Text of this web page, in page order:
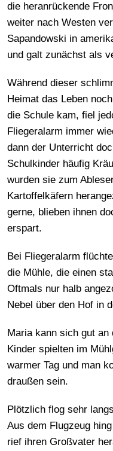
die heranrückende
weiter nach Westen
Sapandowski in
und galt zunächst als
Während dieser
Heimat das Leben
die Schule kam, fiel
Fliegeralarm immer
dann der Unterricht
Schulkinder häufig
wurden sie zum
Kartoffelkäfern
gerne, blieben ihnen
erspart.
Bei Fliegeralarm
die Mühle, die einen
Oftmals nur halb
Nebel über den Hof in
Maria kann sich gut an
Kinder spielten im
warmer Tag und man
draußen sein.
Plötzlich flog sehr
Aus dem Flugzeug
rief ihren Großvater